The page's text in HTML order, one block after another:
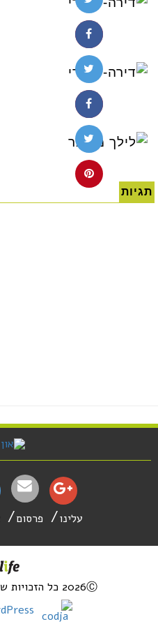
תגיות
עלינו פרסום
2026Ⓒ כל הזכויות שמורות לוומן נט בע"מ